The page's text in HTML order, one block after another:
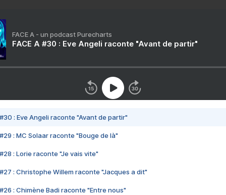
FACE A - un podcast Purecharts
FACE A #30 : Eve Angeli raconte "Avant de partir"
#30 : Eve Angeli raconte "Avant de partir"
#29 : MC Solaar raconte "Bouge de là"
#28 : Lorie raconte "Je vais vite"
#27 : Christophe Willem raconte "Jacques a dit"
#26 : Chimène Badi raconte "Entre nous"